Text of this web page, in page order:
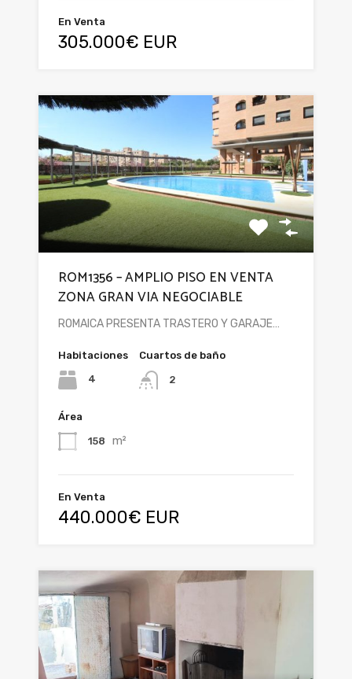
En Venta
305.000€ EUR
ROM1356 – AMPLIO PISO EN VENTA
ZONA GRAN VIA NEGOCIABLE
ROMAICA PRESENTA TRASTERO Y GARAJE…
Habitaciones
4
Cuartos de baño
2
Área
158 m²
En Venta
440.000€ EUR